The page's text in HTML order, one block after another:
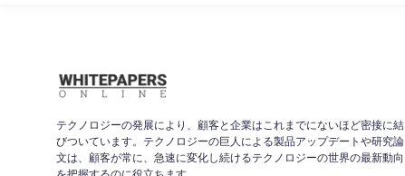
テクノロジーの発展により、顧客と企業はこれまでにないほど密接に結
びついています。テクノロジーの巨人による製品アップデートや研究論
文は、顧客が常に、急速に変化し続けるテクノロジーの世界の最新動向